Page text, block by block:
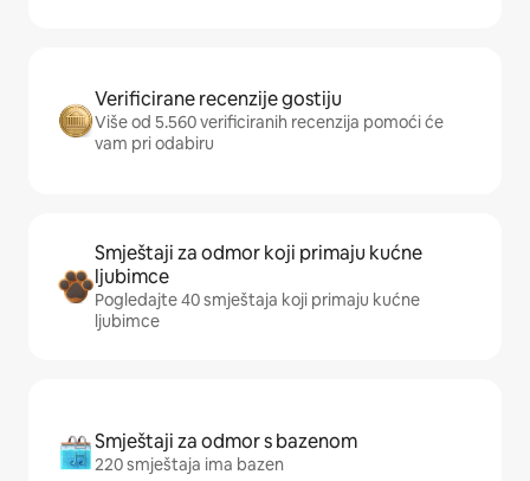
Verificirane recenzije gostiju
Više od 5.560 verificiranih recenzija pomoći će
vam pri odabiru
Smještaji za odmor koji primaju kućne
ljubimce
Pogledajte 40 smještaja koji primaju kućne
ljubimce
Smještaji za odmor s bazenom
220 smještaja ima bazen